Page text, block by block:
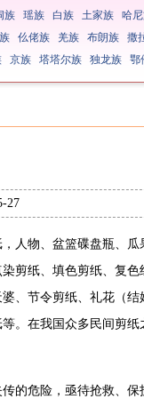
族 瑶族 白族 土家族 哈
仫佬族 羌族 布朗族 撒
京族 塔塔尔族 独龙族 鄂
27
人物、盆篮碟盘瓶、瓜
剪纸、填色剪纸、复色
、节令剪纸、礼花（结
。在我国众多民间剪纸
的危险，亟待抢救、保